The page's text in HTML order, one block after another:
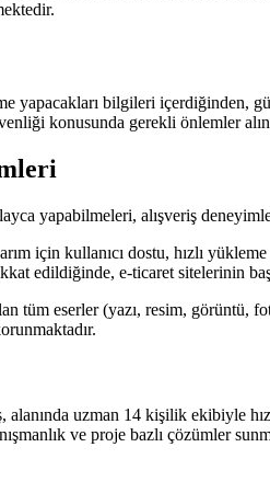
yapacakları bilgileri içerdiğinden,
konusunda gerekli önlemler
yapabilmeleri, alışveriş
için kullanıcı dostu, hızlı
edildiğinde, e-ticaret sitelerinin
tüm eserler (yazı, resim, görüntü,
alanında uzman 14 kişilik ekibiyle
ve proje bazlı çözümler